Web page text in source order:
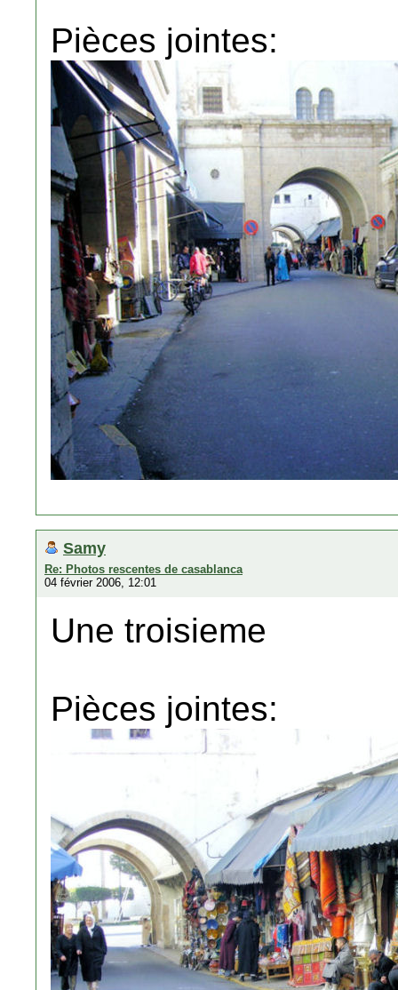
Pièces jointes:
Samy
Re: Photos rescentes de casablanca
04 février 2006, 12:01
Une troisieme
Pièces jointes: